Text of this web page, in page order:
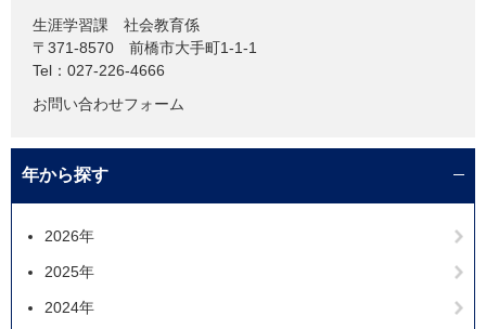
生涯学習課
社会教育係
〒371-8570
前橋市大手町1-1-1
Tel：027-226-4666
お問い合わせフォーム
年から探す
2026年
2025年
2024年